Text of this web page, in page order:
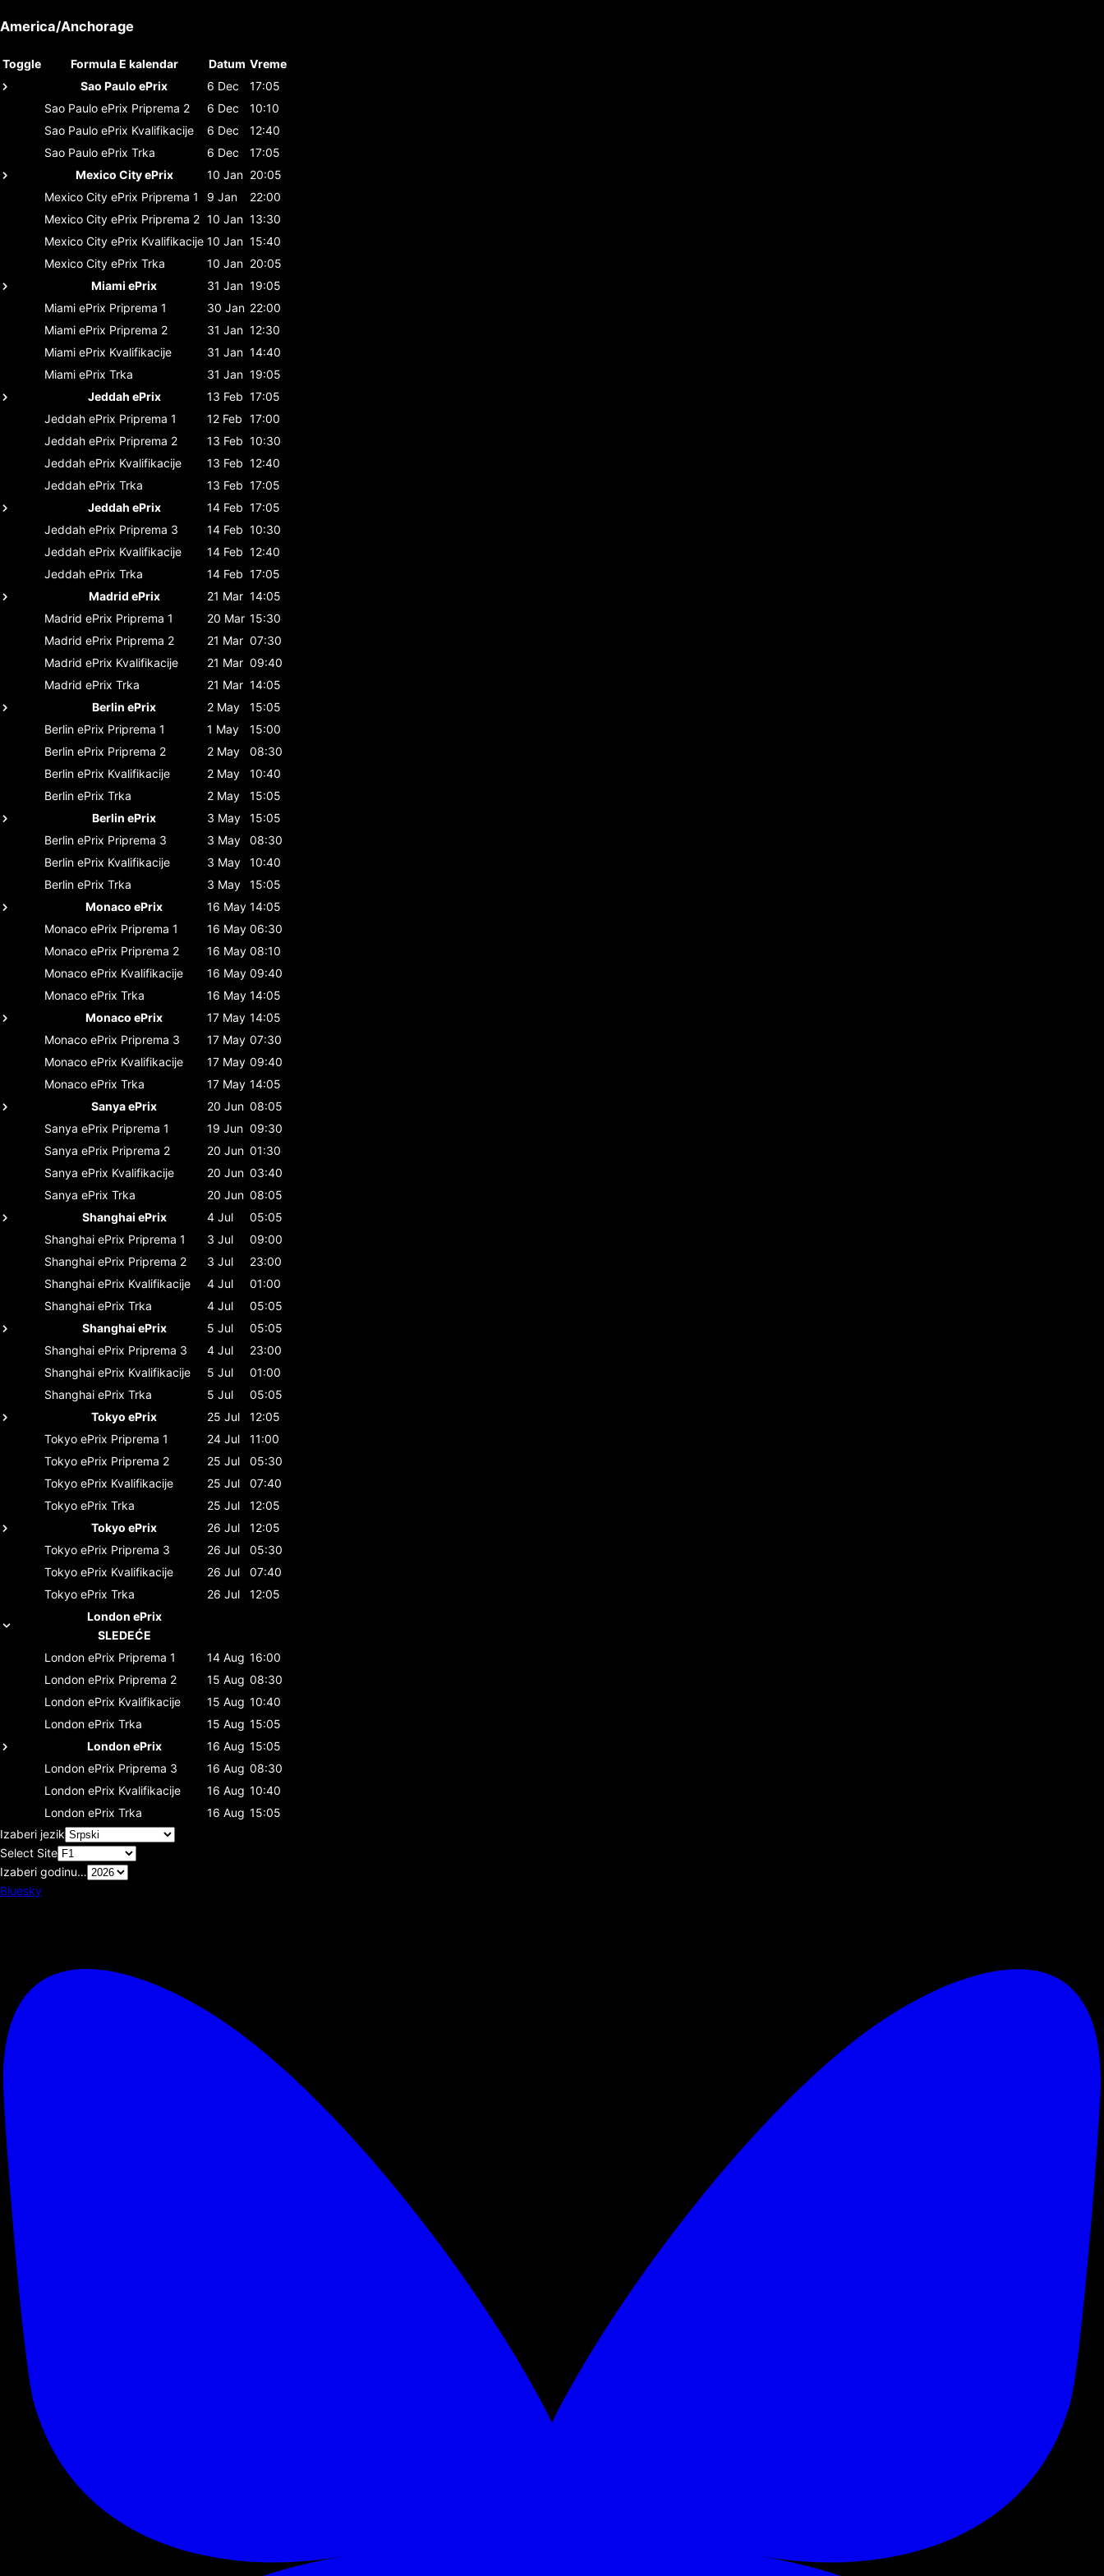
America/Anchorage
Toggle Formula E kalendar Datum Vreme
Sao Paulo ePrix
6 Dec
17:05
Sao Paulo ePrix Priprema 2 6 Dec
10:10
Sao Paulo ePrix Kvalifikacije 6 Dec
12:40
Sao Paulo ePrix Trka 6 Dec
17:05
Mexico City ePrix
10 Jan 20:05
Mexico City ePrix Priprema 1 9 Jan
22:00
Mexico City ePrix Priprema 2 10 Jan 13:30
Mexico City ePrix Kvalifikacije 10 Jan 15:40
Mexico City ePrix Trka 10 Jan 20:05
Miami ePrix
31 Jan 19:05
Miami ePrix Priprema 1 30 Jan 22:00
Miami ePrix Priprema 2 31 Jan 12:30
Miami ePrix Kvalifikacije 31 Jan 14:40
Miami ePrix Trka 31 Jan 19:05
Jeddah ePrix
13 Feb 17:05
Jeddah ePrix Priprema 1 12 Feb 17:00
Jeddah ePrix Priprema 2 13 Feb 10:30
Jeddah ePrix Kvalifikacije 13 Feb 12:40
Jeddah ePrix Trka 13 Feb 17:05
Jeddah ePrix
14 Feb 17:05
Jeddah ePrix Priprema 3 14 Feb 10:30
Jeddah ePrix Kvalifikacije 14 Feb 12:40
Jeddah ePrix Trka 14 Feb 17:05
Madrid ePrix
21 Mar 14:05
Madrid ePrix Priprema 1 20 Mar 15:30
Madrid ePrix Priprema 2 21 Mar 07:30
Madrid ePrix Kvalifikacije 21 Mar 09:40
Madrid ePrix Trka 21 Mar 14:05
Berlin ePrix
2 May
15:05
Berlin ePrix Priprema 1 1 May
15:00
Berlin ePrix Priprema 2 2 May
08:30
Berlin ePrix Kvalifikacije 2 May
10:40
Berlin ePrix Trka 2 May
15:05
Berlin ePrix
3 May
15:05
Berlin ePrix Priprema 3 3 May
08:30
Berlin ePrix Kvalifikacije 3 May
10:40
Berlin ePrix Trka 3 May
15:05
Monaco ePrix
16 May 14:05
Monaco ePrix Priprema 1 16 May 06:30
Monaco ePrix Priprema 2 16 May 08:10
Monaco ePrix Kvalifikacije 16 May 09:40
Monaco ePrix Trka 16 May 14:05
Monaco ePrix
17 May 14:05
Monaco ePrix Priprema 3 17 May 07:30
Monaco ePrix Kvalifikacije 17 May 09:40
Monaco ePrix Trka 17 May 14:05
Sanya ePrix
20 Jun 08:05
Sanya ePrix Priprema 1 19 Jun 09:30
Sanya ePrix Priprema 2 20 Jun 01:30
Sanya ePrix Kvalifikacije 20 Jun 03:40
Sanya ePrix Trka 20 Jun 08:05
Shanghai ePrix
4 Jul
05:05
Shanghai ePrix Priprema 1 3 Jul
09:00
Shanghai ePrix Priprema 2 3 Jul
23:00
Shanghai ePrix Kvalifikacije 4 Jul
01:00
Shanghai ePrix Trka 4 Jul
05:05
Shanghai ePrix
5 Jul
05:05
Shanghai ePrix Priprema 3 4 Jul
23:00
Shanghai ePrix Kvalifikacije 5 Jul
01:00
Shanghai ePrix Trka 5 Jul
05:05
Tokyo ePrix
25 Jul
12:05
Tokyo ePrix Priprema 1 24 Jul
11:00
Tokyo ePrix Priprema 2 25 Jul
05:30
Tokyo ePrix Kvalifikacije 25 Jul
07:40
Tokyo ePrix Trka 25 Jul
12:05
Tokyo ePrix
26 Jul
12:05
Tokyo ePrix Priprema 3 26 Jul
05:30
Tokyo ePrix Kvalifikacije 26 Jul
07:40
Tokyo ePrix Trka 26 Jul
12:05
London ePrix
SLEDEĆE
London ePrix Priprema 1 14 Aug 16:00
London ePrix Priprema 2 15 Aug 08:30
London ePrix Kvalifikacije 15 Aug 10:40
London ePrix Trka 15 Aug 15:05
London ePrix
16 Aug 15:05
London ePrix Priprema 3 16 Aug 08:30
London ePrix Kvalifikacije 16 Aug 10:40
London ePrix Trka 16 Aug 15:05
Izaberi jezik
Select Site
Izaberi godinu…
Bluesky